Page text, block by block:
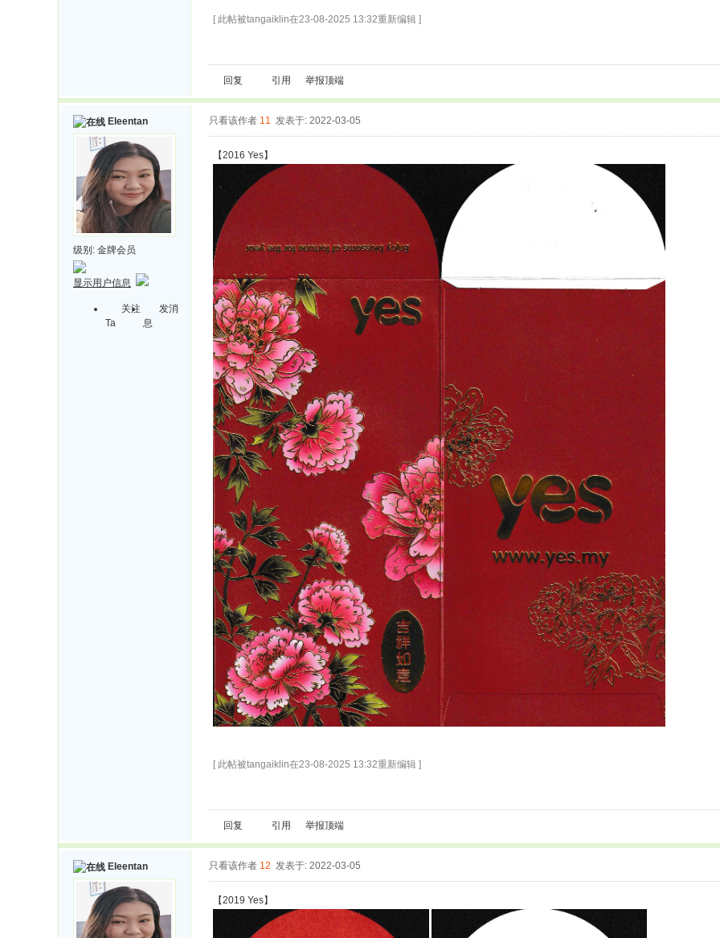
[ 此帖被tangaiklin在23-08-2025 13:32重新编辑 ]
回复 引用 举报顶端
Eleentan
级别: 金牌会员
显示用户信息
关注
Ta
发消
息
只看该作者 11 发表于: 2022-03-05
【2016 Yes】
[ 此帖被tangaiklin在23-08-2025 13:32重新编辑 ]
回复 引用 举报顶端
Eleentan 只看该作者 12 发表于: 2022-03-05
【2019 Yes】